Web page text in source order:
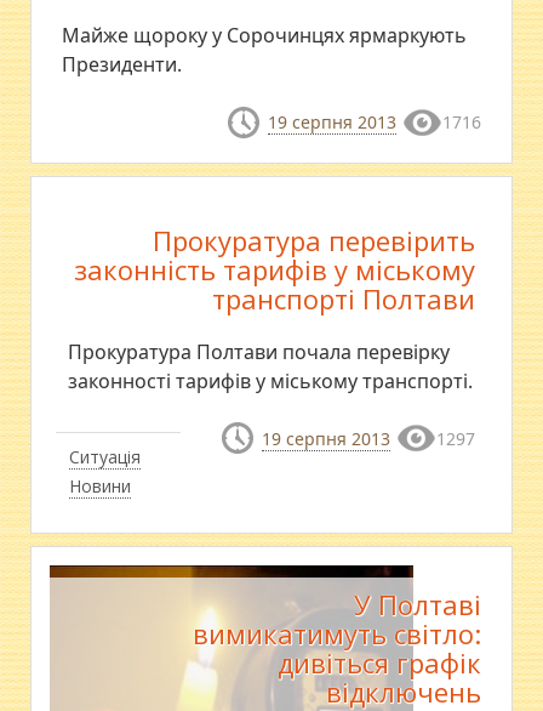
Майже щороку у Сорочинцях ярмаркують
Президенти.
19 серпня 2013 1716
Ситуація
Новини
Прокуратура перевірить
законність тарифів у міському
транспорті Полтави
Прокуратура Полтави почала перевірку
законності тарифів у міському транспорті.
19 серпня 2013 1297
У Полтаві
вимикатимуть світло:
дивіться графік
відключень